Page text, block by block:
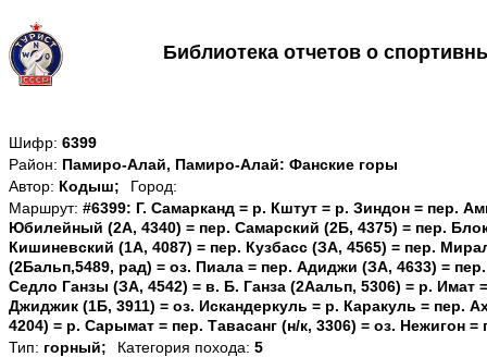
Библиотека отчетов о
Шифр: 6399
Район: Памиро-Алай, Памиро-Алай: Фанские горы
Автор: Кодыш;
Город:
Маршрут: #6399: Г. Самарканд = р. Кштут = р. Зиндон = пер.
Юбилейный (2А, 4340) = пер. Самарский (2Б, 4375) = пер.
Кишиневский (1А, 4087) = пер. Кузбасс (ЗА, 4565) = пер.
(2Бальп,5489, рад) = оз. Пиала = пер. Адиджи (ЗА, 4633) =
Седло Ганзы (ЗА, 4542) = в. Б. Ганза (2Аальп, 5306) = р. Имат
Джиджик (1Б, 3911) = оз. Искандеркуль = р. Каракуль = пер.
4204) = р. Сарымат = пер. Тавасанг (н/к, 3306) = оз. Нежигон =
Тип: горный; Категория похода: 5